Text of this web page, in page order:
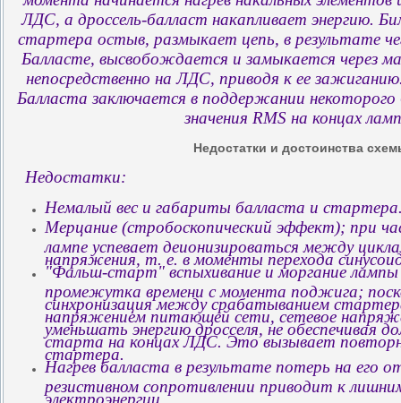
ЛДС, а дроссель-балласт накапливает энергию.
стартера остыв, размыкает цепь, в результате
Балласте, высвобождается и замыкается через
непосредственно на ЛДС, приводя к ее
Балласта заключается в поддержании некоторого
значения RMS на концах
Недостатки и достоинства
Недостатки:
Немалый вес и габариты балласта и
Мерцание (стробоскопический эффект); при
лампе успевает деионизироваться между
напряжения, т. е. в моменты перехода
"Фальш-старт" вспыхивание и моргание лампы
промежутка времени с момента поджига;
синхронизация между срабатыванием
напряжением питающей сети, сетевое
уменьшать энергию дросселя, не обеспечивая
старта на концах ЛДС. Это вызывает
стартера.
Нагрев балласта в результате потерь на его
резистивном сопротивлении приводит к
электроэнергии.